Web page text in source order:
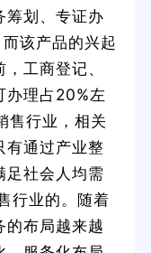
筹划、专证办
该产品的兴起
工商登记、
办理占20%左
售行业，相关
有通过产业整
足社会人均需
行业的。随着
的布局越来越